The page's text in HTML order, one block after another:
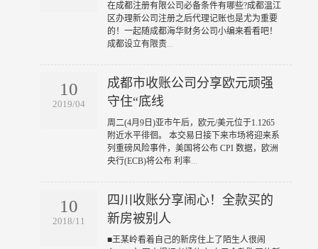
​在成都注册有限公司必备条件有哪些?成都温江
区办理新公司注册之后代理记账也是尤为重要
的！一起随成都海华财务公司小编来看看吧！
成都设立有限责...
10
2019/04
成都市收账公司分享欧元顽强
守住“底线
​周二(4月9日)亚市午后，欧元/美元位于1.1265
附近水平徘徊。 本交易日接下来市场将迎来系
列重磅风险事件，美国将公布 CPI 数据，欧洲
央行(ECB)将公布 利率...
10
2018/11
四川收账分享闹心！全款买的
新房被别人
​■王某岭看着自己的新房住上了陌生人很闹